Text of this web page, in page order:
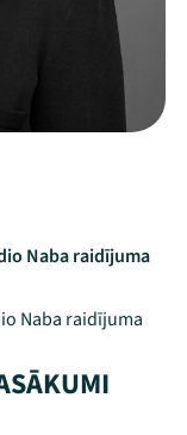
Naba raidījuma
Naba raidījuma